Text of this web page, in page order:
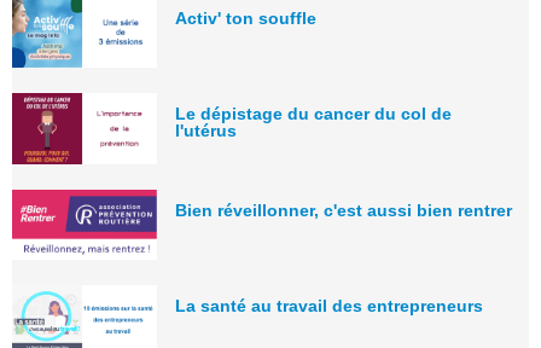
Activ' ton souffle
Le dépistage du cancer du col de
l'utérus
Bien réveillonner, c'est aussi bien rentrer
La santé au travail des entrepreneurs